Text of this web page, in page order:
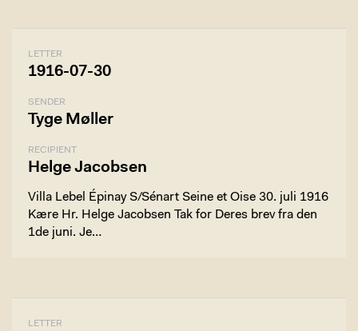
LETTER
1916-07-30
SENDER
Tyge Møller
RECIPIENT
Helge Jacobsen
Villa Lebel Épinay S/Sénart Seine et Oise 30. juli 1916
Kære Hr. Helge Jacobsen Tak for Deres brev fra den
1de juni. Je…
LETTER